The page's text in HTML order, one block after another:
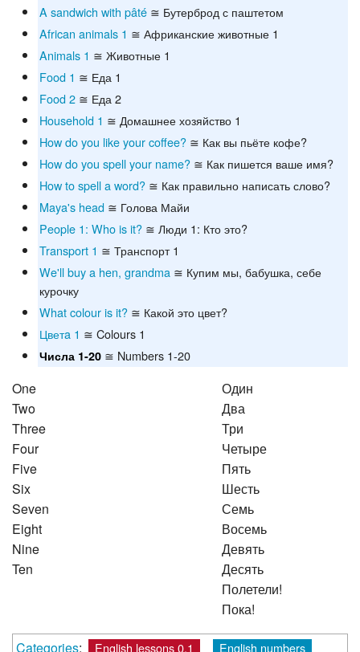
A sandwich with pâté ≅ Бутерброд с паштетом
African animals 1 ≅ Африканские животные 1
Animals 1 ≅ Животные 1
Food 1 ≅ Еда 1
Food 2 ≅ Еда 2
Household 1 ≅ Домашнее хозяйство 1
How do you like your coffee? ≅ Как вы пьёте кофе?
How do you spell your name? ≅ Как пишется ваше имя?
How to spell a word? ≅ Как правильно написать слово?
Maya's head ≅ Голова Майи
People 1: Who is it? ≅ Люди 1: Кто это?
Transport 1 ≅ Транспорт 1
We'll buy a hen, grandma ≅ Купим мы, бабушка, себе
курочку
What colour is it? ≅ Какой это цвет?
Цветa 1 ≅ Colours 1
Числа 1-20 ≅ Numbers 1-20
One
Two
Three
Four
Five
Six
Seven
Eight
Nine
Ten
Один
Два
Три
Четыре
Пять
Шесть
Семь
Восемь
Девять
Десять
Полетели!
Пока!
English lessons 0.1 English numbers